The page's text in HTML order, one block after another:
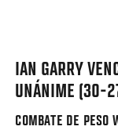
IAN GARRY
UNÁNIME
COMBATE DE PESO